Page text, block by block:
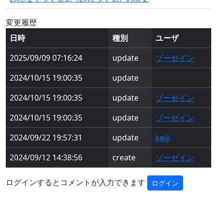
変更履歴
日時
種別
ユーザ
2025/09/09 07:16:24
update
ゾーゼイン
2024/10/15 19:00:35
update
2024/10/15 19:00:35
update
ゾーゼイン
2024/10/15 19:00:35
update
ゾーゼイン
2024/09/22 19:57:31
update
keiji
2024/09/12 14:38:56
create ゾーゼイン
ログインするとコメントが入力できます ログイン